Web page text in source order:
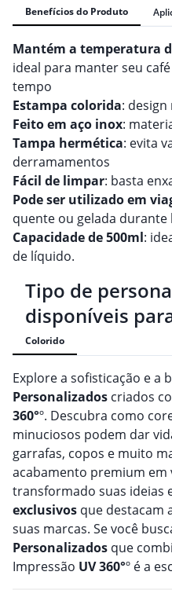
Benefícios do Produto
Mantém a temperatura
ideal para manter seu
tempo
Estampa colorida:
Feito em aço inox:
Tampa hermética: evita
derramamentos
Fácil de limpar: basta
Pode ser utilizado em
quente ou gelada
Capacidade de 500ml:
de líquido.
Tipo de
disponíveis
Colorido
Explore a sofisticação e a
Personalizados criados
360°º. Descubra como
minuciosos podem dar
garrafas, copos e muito
acabamento premium em
transformado suas ideias
exclusivos que destacam
suas marcas. Se você
Personalizados que
Impressão UV 360°º é a